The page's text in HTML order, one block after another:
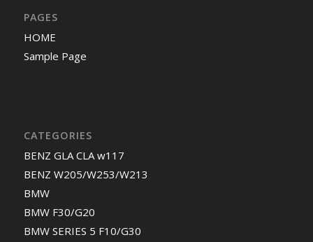
PAGES
HOME
Sample Page
CATEGORIES
BENZ GLA CLA w117
BENZ W205/W253/W213
BMW
BMW F30/G20
BMW SERIES 5 F10/G30